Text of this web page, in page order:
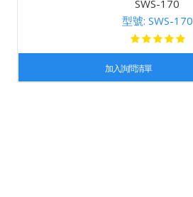
SWS-170
型號: SWS-170
加入詢問清單